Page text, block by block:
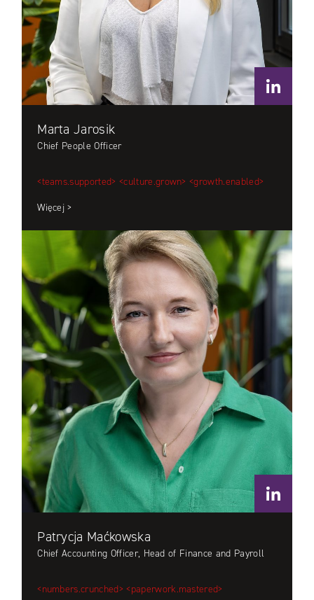
Marta Jarosik
Chief People Officer
<teams.supported> <culture.grown> <growth.enabled>
Więcej >
Patrycja Maćkowska
Chief Accounting Officer, Head of Finance and Payroll
<numbers.crunched> <paperwork.mastered>